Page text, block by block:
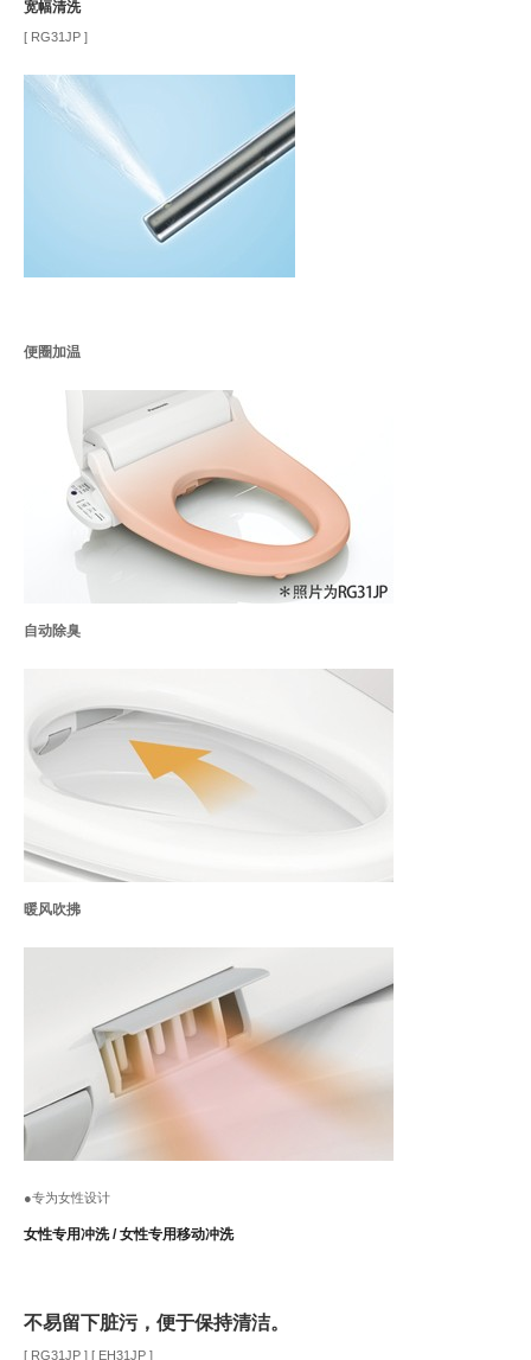
宽幅清洗
[ RG31JP ]
便圈加温
自动除臭
暖风吹拂
●专为女性设计
女性专用冲洗 / 女性专用移动冲洗
不易留下脏污，便于保持清洁。
[ RG31JP ] [ EH31JP ]